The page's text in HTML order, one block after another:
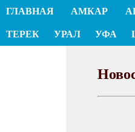
ГЛАВНАЯ АМКАР
ТЕРЕК УРАЛ УФА